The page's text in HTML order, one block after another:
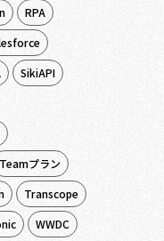
RPA
SikiAPI
Teamプラン
Transcope
WWDC